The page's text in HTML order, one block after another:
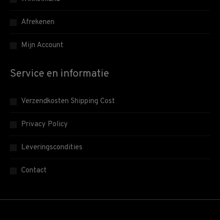
Afrekenen
Mijn Account
Service en informatie
Verzendkosten Shipping Cost
Privacy Policy
Leveringscondities
Contact